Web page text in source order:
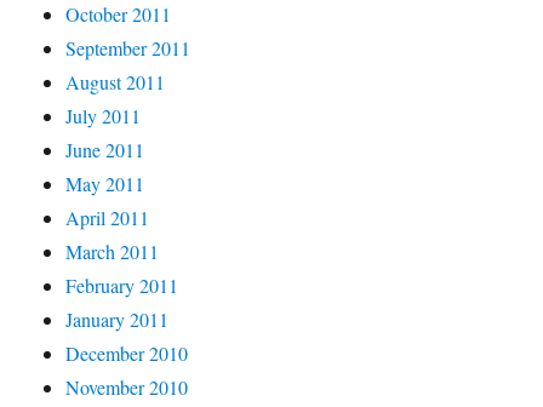
October 2011
September 2011
August 2011
July 2011
June 2011
May 2011
April 2011
March 2011
February 2011
January 2011
December 2010
November 2010